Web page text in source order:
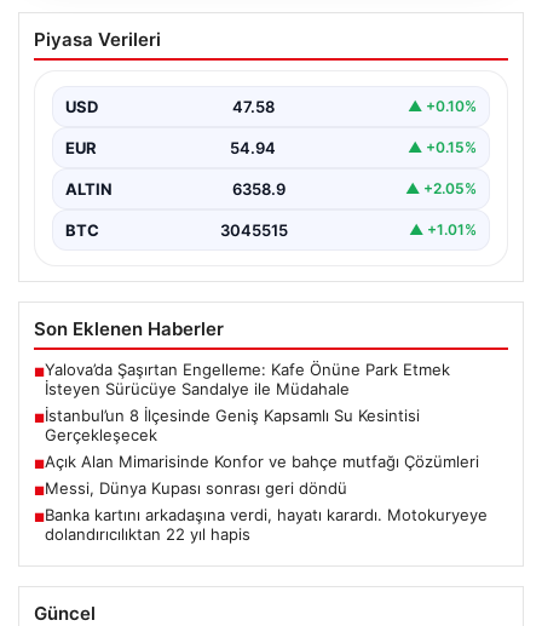
İstanbul’un 8 İlçesinde Geniş Kapsamlı
Su Kesintisi Gerçekleşecek
önemli altyapı yenileme çalışmaları kapsamında şehrin…
Piyasa Verileri
USD 47.58 ▲ +0.10%
EUR 54.94 ▲ +0.15%
ALTIN 6358.9 ▲ +2.05%
BTC 3045515 ▲ +1.01%
Son Eklenen Haberler
■Yalova’da Şaşırtan Engelleme: Kafe Önüne Park Etmek
İsteyen Sürücüye Sandalye ile Müdahale
■İstanbul’un 8 İlçesinde Geniş Kapsamlı Su Kesintisi
Gerçekleşecek
■Açık Alan Mimarisinde Konfor ve bahçe mutfağı Çözümleri
■Messi, Dünya Kupası sonrası geri döndü
■Banka kartını arkadaşına verdi, hayatı karardı. Motokuryeye
dolandırıcılıktan 22 yıl hapis
Güncel